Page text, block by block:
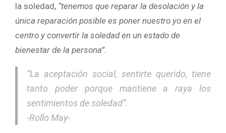
la soledad, “tenemos que reparar la desolación y la
única reparación posible es poner nuestro yo en el
centro y convertir la soledad en un estado de
bienestar de la persona”.
“La aceptación social, sentirte querido, tiene
tanto poder porque mantiene a raya los
sentimientos de soledad”.
-Rollo May-